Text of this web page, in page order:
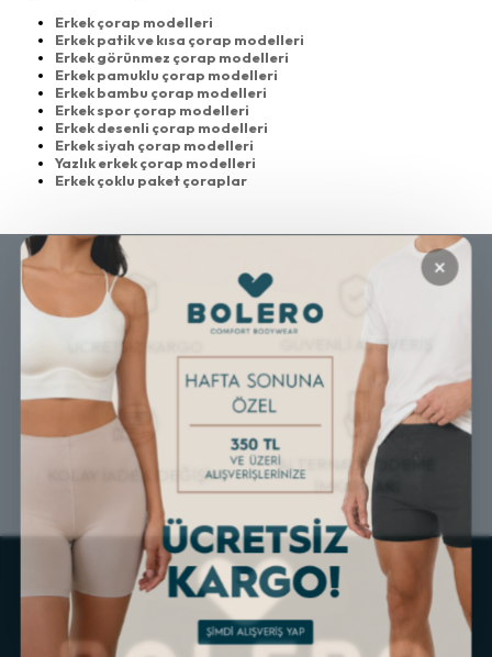
Erkek çorap modelleri
Erkek patik ve kısa çorap modelleri
Erkek görünmez çorap modelleri
Erkek pamuklu çorap modelleri
Erkek bambu çorap modelleri
Erkek spor çorap modelleri
Erkek desenli çorap modelleri
Erkek siyah çorap modelleri
Yazlık erkek çorap modelleri
Erkek çoklu paket çoraplar
ÜCRETSİZ KARGO GÜVENLİ ALIŞVERİŞ
KOLAY İADE & DEĞİŞİM
ALTERNATİF ÖDEME
İMKANLARI
×